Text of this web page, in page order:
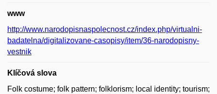
www
http://www.narodopisnaspolecnost.cz/index.php/virtualni-
badatelna/digitalizovane-casopisy/item/36-narodopisny-
vestnik
Klíčová slova
Folk costume; folk pattern; folklorism; local identity; tourism;